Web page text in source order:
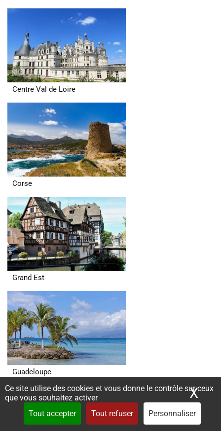
Ce site utilise des cookies et vous donne le contrôle sur ceux
que vous souhaitez activer
Tout accepter
Tout refuser Personnaliser
X
Centre Val de Loire
Corse
Grand Est
Guadeloupe